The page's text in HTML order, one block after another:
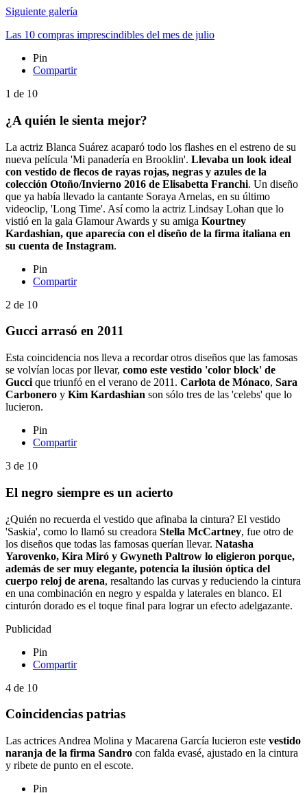
Siguiente galería
Las 10 compras imprescindibles del mes de julio
Pin
Compartir
1 de 10
¿A quién le sienta mejor?
La actriz Blanca Suárez acaparó todo los flashes en el estreno de su
nueva película 'Mi panadería en Brooklin'. Llevaba un look ideal
con vestido de flecos de rayas rojas, negras y azules de la
colección Otoño/Invierno 2016 de Elisabetta Franchi. Un diseño
que ya había llevado la cantante Soraya Arnelas, en su último
videoclip, 'Long Time'. Así como la actriz Lindsay Lohan que lo
vistió en la gala Glamour Awards y su amiga Kourtney
Kardashian, que aparecía con el diseño de la firma italiana en
su cuenta de Instagram.
Pin
Compartir
2 de 10
Gucci arrasó en 2011
Esta coincidencia nos lleva a recordar otros diseños que las famosas
se volvían locas por llevar, como este vestido 'color block' de
Gucci que triunfó en el verano de 2011. Carlota de Mónaco, Sara
Carbonero y Kim Kardashian son sólo tres de las 'celebs' que lo
lucieron.
Pin
Compartir
3 de 10
El negro siempre es un acierto
¿Quién no recuerda el vestido que afinaba la cintura? El vestido
'Saskia', como lo llamó su creadora Stella McCartney, fue otro de
los diseños que todas las famosas querían llevar. Natasha
Yarovenko, Kira Miró y Gwyneth Paltrow lo eligieron porque,
además de ser muy elegante, potencia la ilusión óptica del
cuerpo reloj de arena, resaltando las curvas y reduciendo la cintura
en una combinación en negro y espalda y laterales en blanco. El
cinturón dorado es el toque final para lograr un efecto adelgazante.
Publicidad
Pin
Compartir
4 de 10
Coincidencias patrias
Las actrices Andrea Molina y Macarena García lucieron este vestido
naranja de la firma Sandro con falda evasé, ajustado en la cintura
y ribete de punto en el escote.
Pin